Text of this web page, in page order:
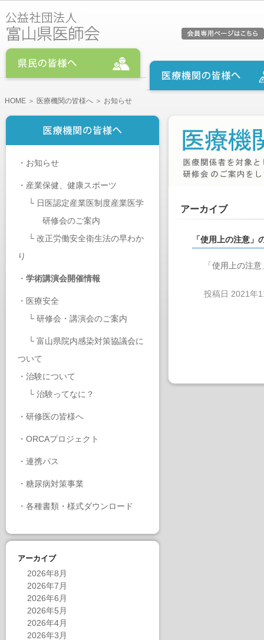
HOME ＞ 医療機関の皆様へ ＞ お知らせ
・ お知らせ
・ 産業保健、健康スポーツ
└ 日医認定産業医制度産業医学
研修会のご案内
└ 改正労働安全衛生法の早わか
り
・ 学術講演会開催情報
・ 医療安全
└ 研修会・講演会のご案内
└ 富山県院内感染対策協議会に
ついて
・ 治験について
└ 治験ってなに？
・ 研修医の皆様へ
・ ORCAプロジェクト
・ 連携パス
・ 糖尿病対策事業
・ 各種書類・様式ダウンロード
アーカイブ
2026年8月
2026年7月
2026年6月
2026年5月
2026年4月
2026年3月
アーカイブ
「使用上の注意」
「使用上の注
投稿日 2021年